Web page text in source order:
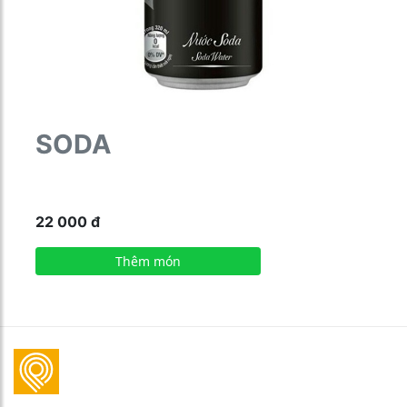
SODA
22 000 đ
Thêm món